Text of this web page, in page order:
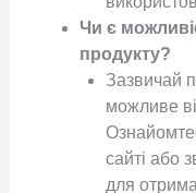
Чи є
продукту?
Зазвичай
можливе
сайті або
для